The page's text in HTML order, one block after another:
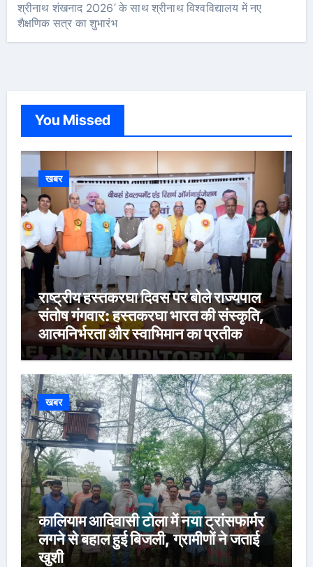
श्रीनाथ शंखनाद 2026′ के साथ श्रीनाथ विश्वविद्यालय में नए
शैक्षणिक सत्र का शुभारंभ
You Missed
खबर
राष्ट्रीय हस्तकरघा दिवस पर बोले राज्यपाल
संतोष गंगवार: हस्तकरघा भारत की संस्कृति,
आत्मनिर्भरता और स्वाभिमान का प्रतीक
खबर
कालियाम आदिवासी टोला में नया ट्रांसफार्मर
लगने से बहाल हुई बिजली, ग्रामीणों ने जताई
खुशी